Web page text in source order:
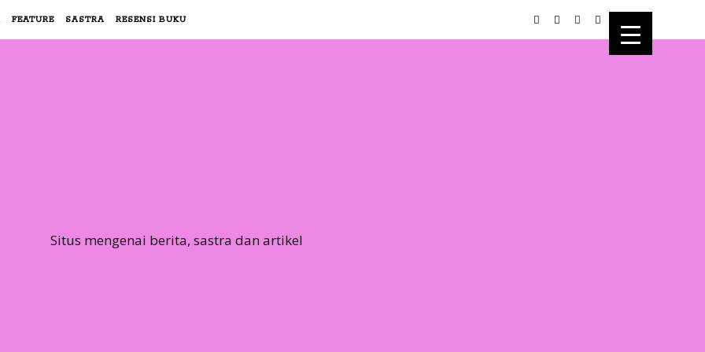
FEATURE SASTRA RESENSI BUKU
Situs mengenai berita, sastra dan artikel